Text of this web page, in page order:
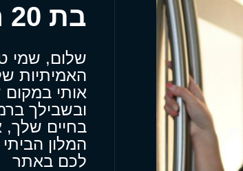
בת 20 רוצה להגיע עד אלייך
שלום, שמי
האמיתיות
אותי
ובשבילך
בחיים שלך,
המלון
לכם באתר